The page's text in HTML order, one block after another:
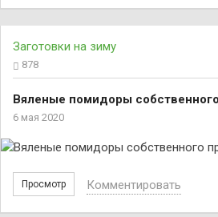
Заготовки на зиму
878
Вяленые помидоры
6 мая 2020
Просмотр Комментировать